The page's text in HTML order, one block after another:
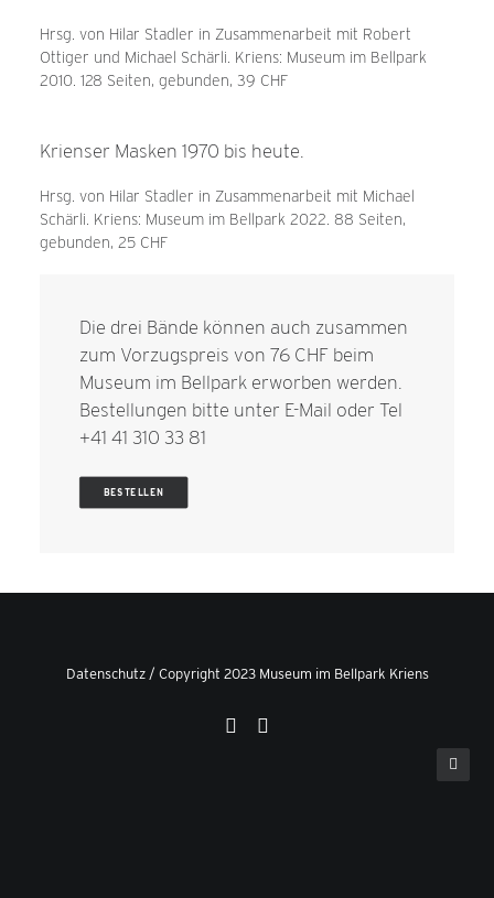
Hrsg. von Hilar Stadler in Zusammenarbeit mit Robert
Ottiger und Michael Schärli. Kriens: Museum im Bellpark
2010. 128 Seiten, gebunden, 39 CHF
Krienser Masken 1970 bis heute.
Hrsg. von Hilar Stadler in Zusammenarbeit mit Michael
Schärli. Kriens: Museum im Bellpark 2022. 88 Seiten,
gebunden, 25 CHF
Die drei Bände können auch zusammen
zum Vorzugspreis von 76 CHF beim
Museum im Bellpark erworben werden.
Bestellungen bitte unter E-Mail oder Tel
+41 41 310 33 81
BESTELLEN
Datenschutz/ Copyright 2023 Museum im Bellpark Kriens